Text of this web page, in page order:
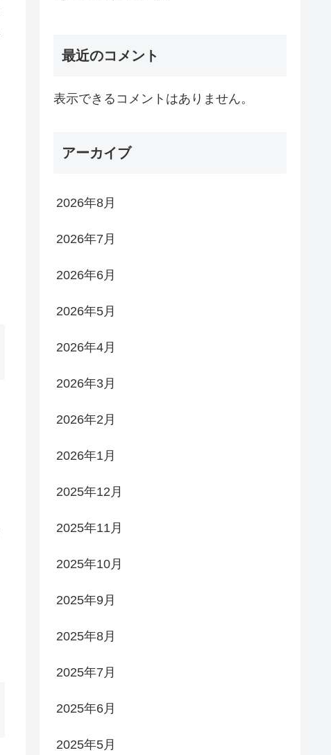
最近のコメント
表示できるコメントはありません。
アーカイブ
2026年8月
2026年7月
2026年6月
2026年5月
2026年4月
2026年3月
2026年2月
2026年1月
2025年12月
2025年11月
2025年10月
2025年9月
2025年8月
2025年7月
2025年6月
2025年5月